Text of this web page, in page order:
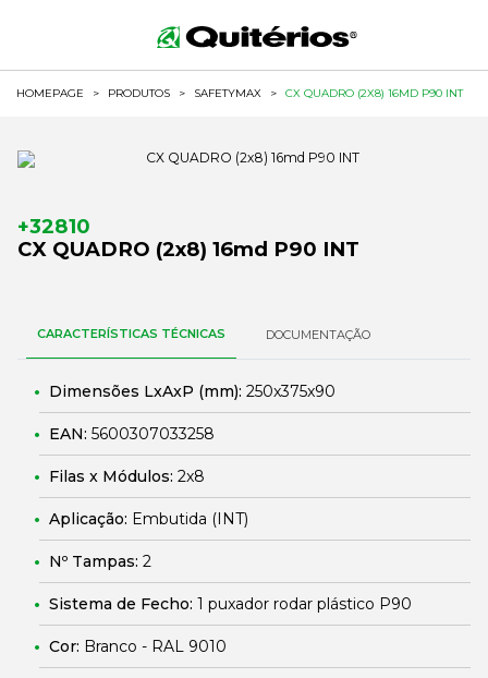
HOMEPAGE > PRODUTOS > SAFETYMAX > CX QUADRO (2X8) 16MD P90 INT
+32810
CX QUADRO (2x8) 16md P90 INT
CARACTERÍSTICAS TÉCNICAS DOCUMENTAÇÃO
Dimensões LxAxP (mm): 250x375x90
EAN: 5600307033258
Filas x Módulos: 2x8
Aplicação: Embutida (INT)
Nº Tampas: 2
Sistema de Fecho: 1 puxador rodar plástico P90
Cor: Branco - RAL 9010